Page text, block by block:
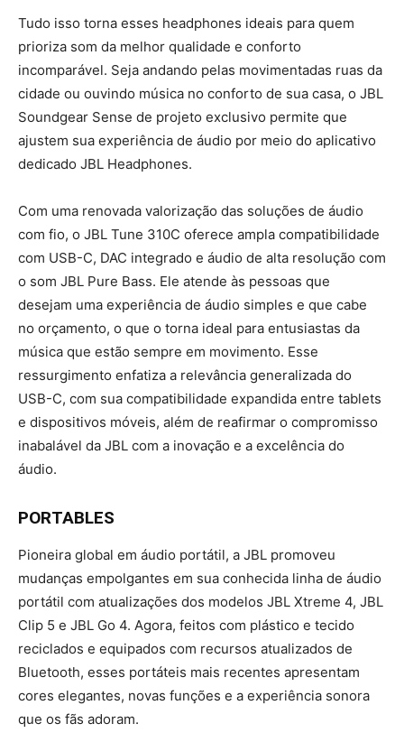
Tudo isso torna esses headphones ideais para quem
prioriza som da melhor qualidade e conforto
incomparável. Seja andando pelas movimentadas ruas da
cidade ou ouvindo música no conforto de sua casa, o JBL
Soundgear Sense de projeto exclusivo permite que
ajustem sua experiência de áudio por meio do aplicativo
dedicado JBL Headphones.
Com uma renovada valorização das soluções de áudio
com fio, o JBL Tune 310C oferece ampla compatibilidade
com USB-C, DAC integrado e áudio de alta resolução com
o som JBL Pure Bass. Ele atende às pessoas que
desejam uma experiência de áudio simples e que cabe
no orçamento, o que o torna ideal para entusiastas da
música que estão sempre em movimento. Esse
ressurgimento enfatiza a relevância generalizada do
USB-C, com sua compatibilidade expandida entre tablets
e dispositivos móveis, além de reafirmar o compromisso
inabalável da JBL com a inovação e a excelência do
áudio.
PORTABLES
Pioneira global em áudio portátil, a JBL promoveu
mudanças empolgantes em sua conhecida linha de áudio
portátil com atualizações dos modelos JBL Xtreme 4, JBL
Clip 5 e JBL Go 4. Agora, feitos com plástico e tecido
reciclados e equipados com recursos atualizados de
Bluetooth, esses portáteis mais recentes apresentam
cores elegantes, novas funções e a experiência sonora
que os fãs adoram.